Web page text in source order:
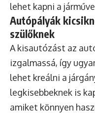
lehet kapni a
Autópályák
szülőknek
A kisautózást az
izgalmassá, így
lehet kreálni a
legkisebbeknek is
amiket könnyen